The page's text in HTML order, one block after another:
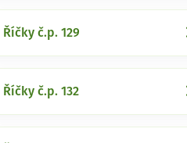
Říčky č.p. 129
Říčky č.p. 132